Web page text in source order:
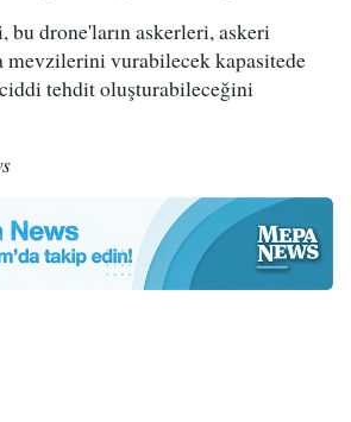
drone'ların askerleri, askeri
mevzilerini vurabilecek kapasitede
tehdit oluşturabileceğini